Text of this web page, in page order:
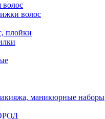
волос
волос
плойки
маникюрные наборы